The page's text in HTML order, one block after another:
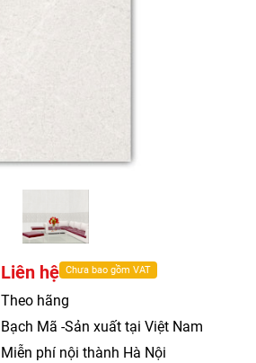
Liên hệ Chưa bao gồm VAT
Theo hãng
Bạch Mã -Sản xuất tại Việt Nam
Miễn phí nội thành Hà Nội